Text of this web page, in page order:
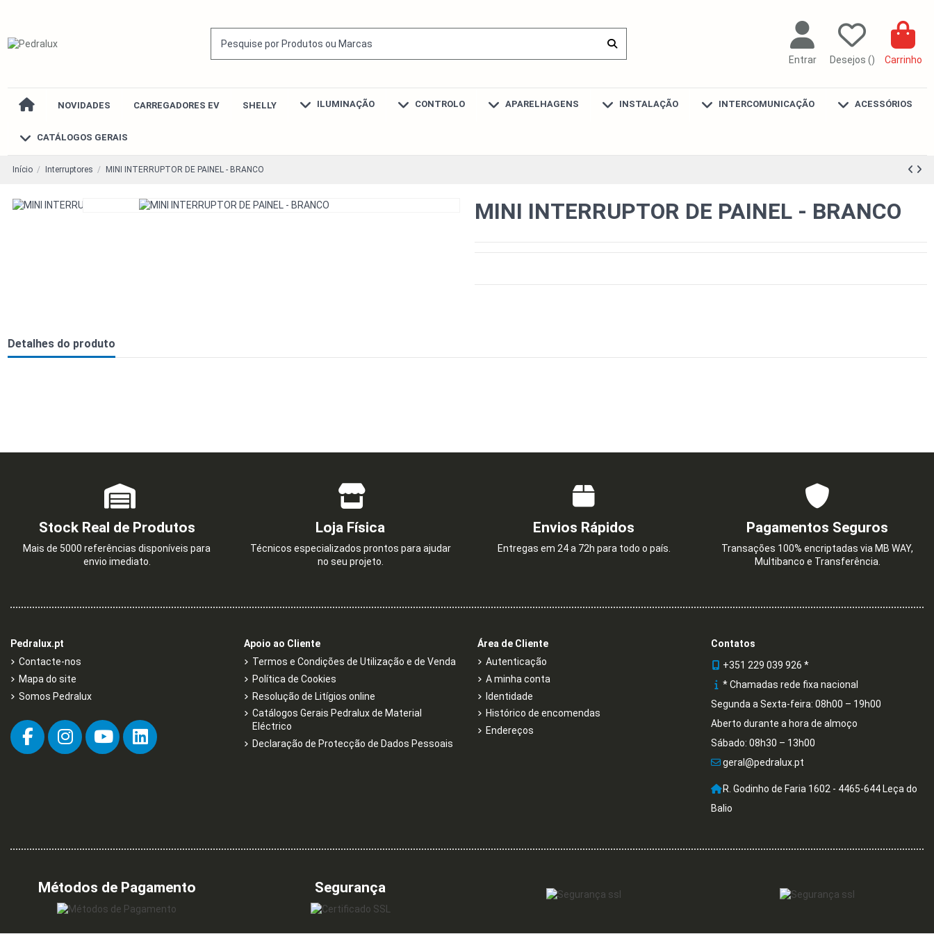
Entrar Desejos () Carrinho
NOVIDADES CARREGADORES EV SHELLY ILUMINAÇÃO CONTROLO APARELHAGENS INSTALAÇÃO INTERCOMUNICAÇÃO ACESSÓRIOS
CATÁLOGOS GERAIS
Início Interruptores MINI INTERRUPTOR DE PAINEL - BRANCO
MINI INTERRUPTOR DE PAINEL - BRANCO
Detalhes do produto
Stock Real de Produtos
Mais de 5000 referências disponíveis para
envio imediato.
Loja Física
Técnicos especializados prontos para ajudar
no seu projeto.
Envios Rápidos
Entregas em 24 a 72h para todo o país.
Pagamentos Seguros
Transações 100% encriptadas via MB WAY,
Multibanco e Transferência.
Pedralux.pt
Contacte-nos
Mapa do site
Somos Pedralux
Apoio ao Cliente
Termos e Condições de Utilização e de Venda
Política de Cookies
Resolução de Litígios online
Catálogos Gerais Pedralux de Material
Eléctrico
Declaração de Protecção de Dados Pessoais
Área de Cliente
Autenticação
A minha conta
Identidade
Histórico de encomendas
Endereços
Contatos
+351 229 039 926 *
* Chamadas rede fixa nacional
Segunda a Sexta-feira: 08h00 – 19h00
Aberto durante a hora de almoço
Sábado: 08h30 – 13h00
geral@pedralux.pt
R. Godinho de Faria 1602 - 4465-644 Leça do
Balio
Métodos de Pagamento Segurança